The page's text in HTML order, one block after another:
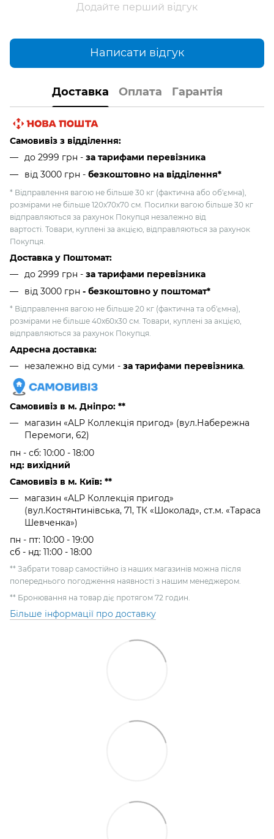
Додайте перший відгук
Написати відгук
Доставка Оплата Гарантія
Самовивіз з відділення:
до 2999 грн - за тарифами перевізника
від 3000 грн - безкоштовно на відділення*
* Відправлення вагою не більше 30 кг (фактична або об'ємна),
розмірами не більше 120х70х70 см. Посилки вагою більше 30 кг
відправляються за рахунок Покупця незалежно від
вартості. Товари, куплені за акцією, відправляються за рахунок
Покупця.
Доставка у Поштомат:
до 2999 грн - за тарифами перевізника
від 3000 грн - безкоштовно у поштомат*
* Відправлення вагою не більше 20 кг (фактична та об'ємна),
розмірами не більше 40х60х30 см. Товари, куплені за акцією,
відправляються за рахунок Покупця.
Адресна доставка:
незалежно від суми - за тарифами перевізника.
Самовивіз в м. Дніпро: **
магазин «ALP Коллекція пригод» (вул.Набережна
Перемоги, 62)
пн - сб: 10:00 - 18:00
нд: вихідний
Самовивіз в м. Київ: **
магазин «ALP Коллекція пригод»
(вул.Костянтинівська, 71, ТК «Шоколад», ст.м. «Тараса
Шевченка»)
пн - пт: 10:00 - 19:00
сб - нд: 11:00 - 18:00
** Забрати товар самостійно із наших магазинів можна після
попереднього погодження наявності з нашим менеджером.
** Бронювання на товар діє протягом 72 годин.
Більше інформації про доставку